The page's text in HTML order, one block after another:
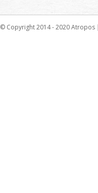
© Copyright 2014 - 2020 Atropos